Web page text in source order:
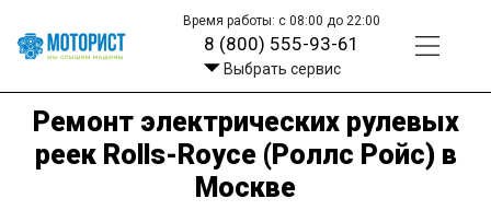
Время работы: с 08:00 до 22:00
8 (800) 555-93-61
Выбрать сервис
Ремонт электрических рулевых
реек Rolls-Royce (Роллс Ройс) в
Москве